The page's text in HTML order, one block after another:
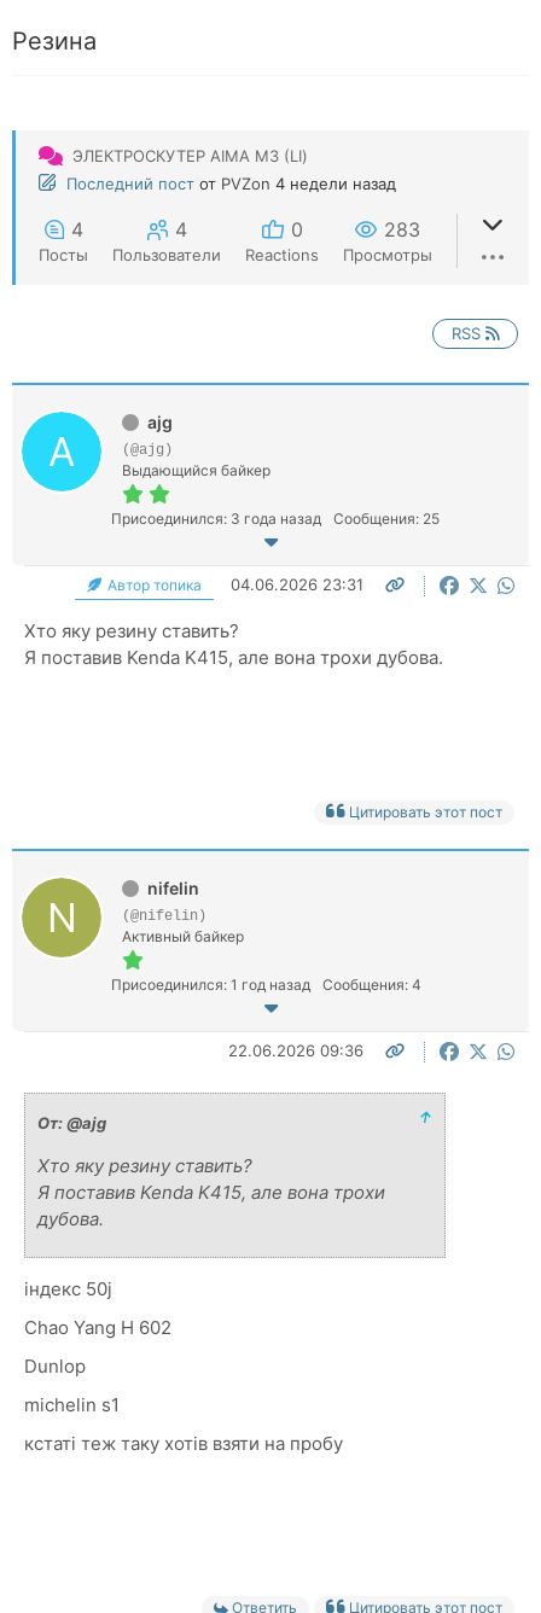
Резина
ЭЛЕКТРОСКУТЕР AIMA М3 (LI)
Последний пост от PVZon 4 недели назад
4
Посты
4
Пользователи
0
Reactions
283
Просмотры
RSS
ajg
(@ajg)
Выдающийся байкер
Присоединился: 3 года назад Сообщения: 25
Автор топика 04.06.2026 23:31
Хто яку резину ставить?
Я поставив Kenda K415, але вона трохи дубова.
Цитировать этот пост
nifelin
(@nifelin)
Активный байкер
Присоединился: 1 год назад Сообщения: 4
22.06.2026 09:36
От: @ajg ↑
Хто яку резину ставить?
Я поставив Kenda K415, але вона трохи
дубова.
індекс 50j
Chao Yang H 602
Dunlop
michelin s1
кстаті теж таку хотів взяти на пробу
Ответить Цитировать этот пост